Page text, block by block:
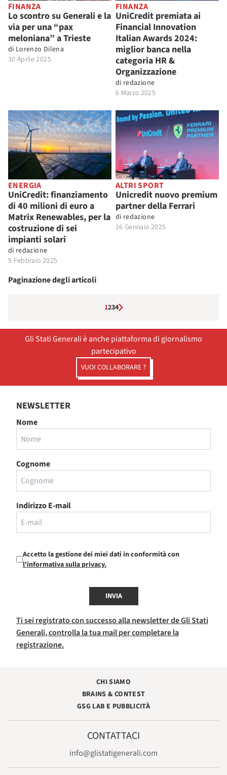
FINANZA
Lo scontro su Generali e la
via per una “pax
meloniana” a Trieste
di Lorenzo Dilena
30 Aprile 2025
FINANZA
UniCredit premiata ai
Financial Innovation
Italian Awards 2024:
miglior banca nella
categoria HR &
Organizzazione
di redazione
6 Marzo 2025
ENERGIA
UniCredit: finanziamento
di 40 milioni di euro a
Matrix Renewables, per la
costruzione di sei
impianti solari
di redazione
5 Febbraio 2025
ALTRI SPORT
Unicredit nuovo premium
partner della Ferrari
di redazione
16 Gennaio 2025
Paginazione degli articoli
1234
Gli Stati Generali è anche piattaforma di giornalismo
partecipativo
VUOI COLLABORARE ?
NEWSLETTER
Nome
Cognome
Indirizzo E-mail
Accetto la gestione dei miei dati in conformità con
l'informativa sulla privacy.
INVIA
Ti sei registrato con successo alla newsletter de Gli Stati
Generali, controlla la tua mail per completare la
registrazione.
CHI SIAMO
BRAINS & CONTEST
GSG LAB E PUBBLICITÀ
CONTATTACI
info@glistatigenerali.com